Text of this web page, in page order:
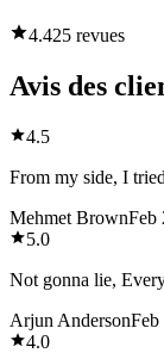
4.425 revues
Avis des
4.5
From my side, I
Mehmet BrownFeb
5.0
Not gonna lie,
Arjun AndersonFeb
4.0